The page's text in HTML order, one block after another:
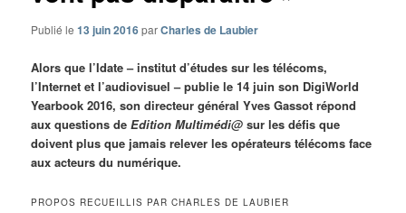
Publié le13 juin 2016parCharles de Laubier
Alors que l’Idate – institut d’études sur les télécoms,
l’Internet et l’audiovisuel – publie le 14 juin son DigiWorld
Yearbook 2016, son directeur général Yves Gassot répond
aux questions deEdition Multimédi@ sur les défis que
doivent plus que jamais relever les opérateurs télécoms face
aux acteurs du numérique.
PROPOS RECUEILLIS PAR CHARLES DE LAUBIER